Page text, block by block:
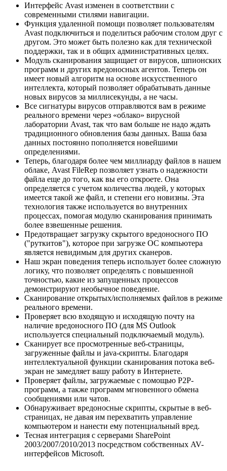
Интерфейс Avast изменен в соответствии с
современными стилями навигации.
Функция удаленной помощи позволяет пользователям
Avast подключиться и поделиться рабочим столом друг с
другом. Это может быть полезно как для технической
поддержки, так и в общих административных целях.
Модуль сканирования защищает от вирусов, шпионских
программ и других вредоносных агентов. Теперь он
имеет новый алгоритм на основе искусственного
интеллекта, который позволяет обрабатывать данные
новых вирусов за миллисекунды, а не часы.
Все сигнатуры вирусов отправляются вам в режиме
реального времени через «облако» вирусной
лаборатории Avast, так что вам больше не надо ждать
традиционного обновления базы данных. Ваша база
данных постоянно пополняется новейшими
определениями.
Теперь, благодаря более чем миллиарду файлов в нашем
облаке, Avast FileRep позволяет узнать о надежности
файла еще до того, как вы его откроете. Она
определяется с учетом количества людей, у которых
имеется такой же файл, и степени его новизны. Эта
технология также используется во внутренних
процессах, помогая модулю сканирования принимать
более взвешенные решения.
Предотвращает загрузку скрытого вредоносного ПО
("руткитов"), которое при загрузке ОС компьютера
является невидимым для других сканеров.
Наш экран поведения теперь использует более сложную
логику, что позволяет определять с повышенной
точностью, какие из запущенных процессов
демонстрируют необычное поведение.
Сканирование открытых/исполняемых файлов в режиме
реального времени.
Проверяет всю входящую и исходящую почту на
наличие вредоносного ПО (для MS Outlook
используется специальный подключаемый модуль).
Сканирует все просмотренные веб-страницы,
загруженные файлы и java-скрипты. Благодаря
интеллектуальной функции сканирования потока веб-
экран не замедляет вашу работу в Интернете.
Проверяет файлы, загружаемые с помощью P2P-
программ, а также программ мгновенного обмена
сообщениями или чатов.
Обнаруживает вредоносные скрипты, скрытые в веб-
страницах, не давая им перехватить управление
компьютером и нанести ему потенциальный вред.
Тесная интеграция с серверами SharePoint
2003/2007/2010/2013 посредством собственных AV-
интерфейсов Microsoft.